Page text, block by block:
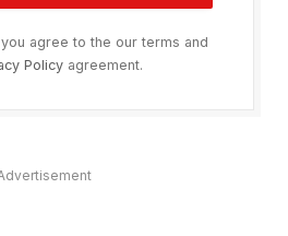
agree to the our terms and
Policyagreement.